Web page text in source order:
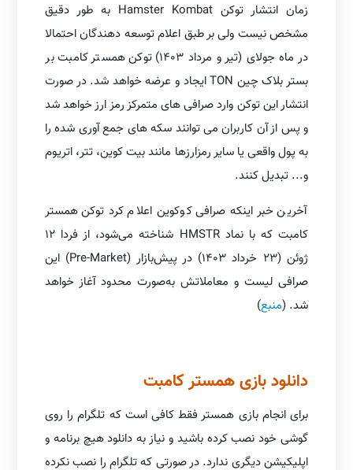
زمان انتشار توکن Hamster Kombat به طور دقیق
مشخص نیست ولی بر طبق اعلام توسعه دهندگان احتمالا
در ماه جولای (تیر و مرداد 1403) توکن همستر کامبت بر
بستر بلاک چین TON ایجاد و عرضه خواهد شد. در صورت
انتشار این توکن وارد صرافی های متمرکز رمز ارز خواهد شد
و پس از آن کاربران می توانند سکه های جمع آوری شده را
به پول واقعی یا سایر رمزارزها مانند بیت کوین، تتر، اتریوم
و... تبدیل کنند.
آخرین خبر اینکه صرافی کوکوین اعلام کرد توکن همستر
کامبت که با نماد HMSTR شناخته می‌شود، از فردا ۱۲
ژوئن (۲۳ خرداد ۱۴۰۳) در پیش‌بازار (Pre-Market) این
صرافی لیست و معاملاتش به‌صورت محدود آغاز خواهد
شد. (منبع)
دانلود بازی همستر کامبت
برای انجام بازی همستر فقط کافی است که تلگرام را روی
گوشی خود نصب کرده باشید و نیاز به دانلود هیچ برنامه و
اپلیکیشن دیگری ندارد. در صورتی که تلگرام را نصب نکرده